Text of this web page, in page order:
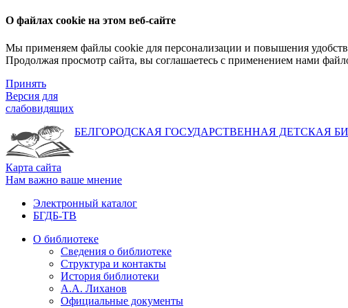
О файлах cookie на этом веб-сайте
Мы применяем файлы cookie для персонализации и повышения
Продолжая просмотр сайта, вы соглашаетесь с применением нами
Принять
Версия для
слабовидящих
БЕЛГОРОДСКАЯ ГОСУДАРСТВЕННАЯ ДЕТСКАЯ
Карта сайта
Нам важно ваше мнение
Электронный каталог
БГДБ-ТВ
О библиотеке
Сведения о библиотеке
Структура и контакты
История библиотеки
А.А. Лиханов
Официальные документы